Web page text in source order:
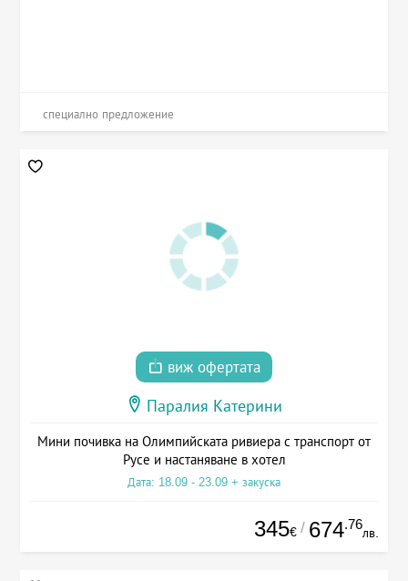
специално предложение
виж офертата
Паралия Катерини
Мини почивка на Олимпийската ривиера с транспорт от
Русе и настаняване в хотел
Дата: 18.09 - 23.09 + закуска
345€ / 674.76
лв.